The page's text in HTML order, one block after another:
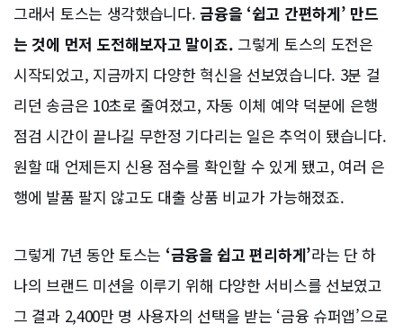
그래서 토스는 생각했습니다.금융을 ‘쉽고 간편하게’ 만드
는 것에 먼저 도전해보자고 말이죠. 그렇게 토스의 도전은
시작되었고, 지금까지 다양한 혁신을 선보였습니다. 3분 걸
리던 송금은 10초로 줄여졌고, 자동 이체 예약 덕분에 은행
점검 시간이 끝나길 무한정 기다리는 일은 추억이 됐습니다.
원할 때 언제든지 신용 점수를 확인할 수 있게 됐고, 여러 은
행에 발품 팔지 않고도 대출 상품 비교가 가능해졌죠.
그렇게 7년 동안 토스는 ‘금융을 쉽고 편리하게’라는 단 하
나의 브랜드 미션을 이루기 위해 다양한 서비스를 선보였고
그 결과 2,400만 명 사용자의 선택을 받는 ‘금융 슈퍼앱’으로